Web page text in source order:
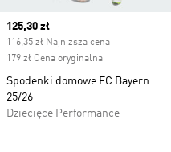
Current price
125,30 zł
116,35 zł Najniższa cena
179 zł Cena oryginalna
Spodenki domowe FC Bayern
25/26
Dziecięce Performance